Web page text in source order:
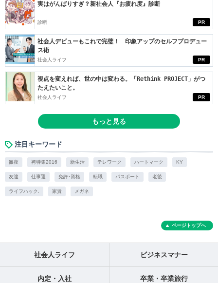
PR
実はがんばりすぎ？新社会人『お疲れ度』診断
診断
PR
社会人デビューもこれで完璧！ 印象アップのセルフプロデュー
ス術
社会人ライフ
PR
視点を変えれば、世の中は変わる。「Rethink PROJECT」がつ
たえたいこと。
社会人ライフ
もっと見る
注目キーワード
徹夜 袴特集2016 新生活 テレワーク ハートマーク KY
友達 仕事運 免許･資格 転職 パスポート 老後
ライフハック. 家賃 メガネ
ページトップへ
社会人ライフ ビジネスマナー
内定・入社 卒業・卒業旅行